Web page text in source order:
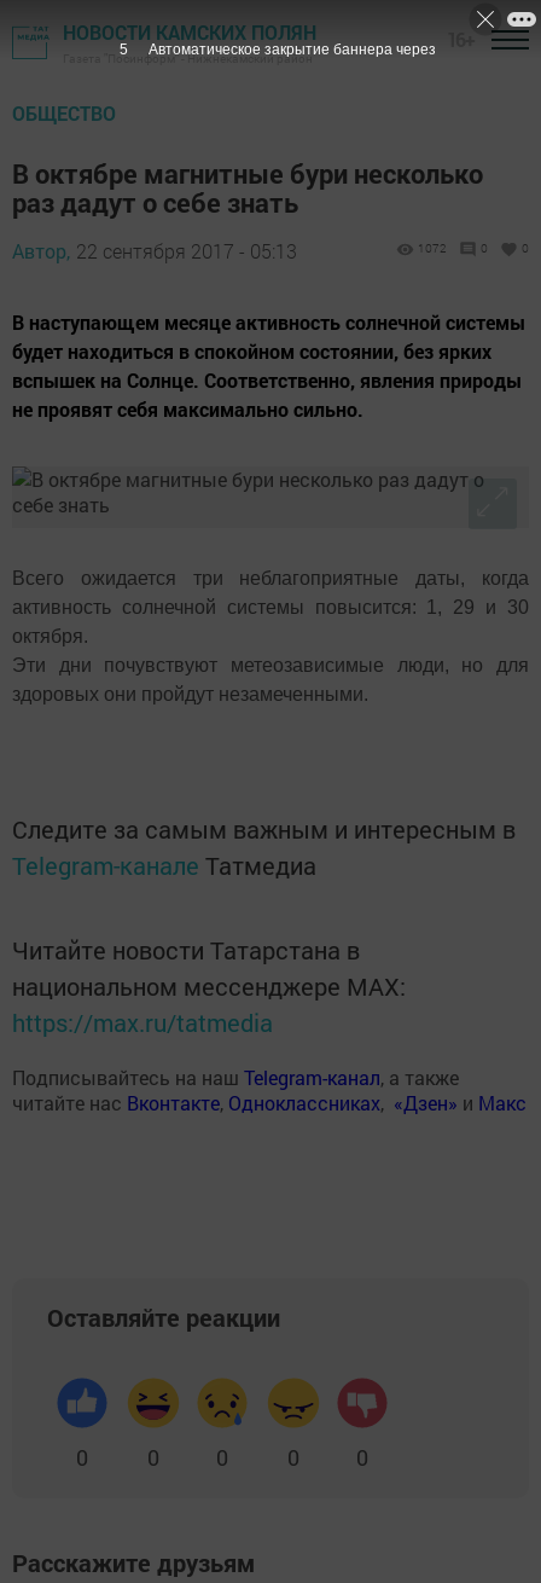
НОВОСТИ КАМСКИХ ПОЛЯН
Газета "Посинформ" - Нижнекамский район
ОБЩЕСТВО
В октябре магнитные бури несколько
раз дадут о себе знать
Автор, 22 сентября 2017 - 05:13 1072 0 0
В наступающем месяце активность солнечной сис­темы
будет находиться в спокойном состоянии, без ярких
вспышек на Солнце. Соответственно, явления природы
не проявят себя максимально сильно.
Всего ожидается три неблагоприятные даты, когда
активность солнечной сис­темы повысится: 1, 29 и 30
октября.
Эти дни почувствуют метеозависимые люди, но для
здоровых они пройдут незамеченными.
Следите за самым важным и интересным в
Telegram-канале Татмедиа
Читайте новости Татарстана в
национальном мессенджере MАХ:
https://max.ru/tatmedia
Подписывайтесь на наш Telegram-канал, а также
читайте нас Вконтакте, Одноклассниках, «Дзен» и Макс
Оставляйте реакции
0 0 0 0 0
Расскажите друзьям
4 Автоматическое закрытие баннера через